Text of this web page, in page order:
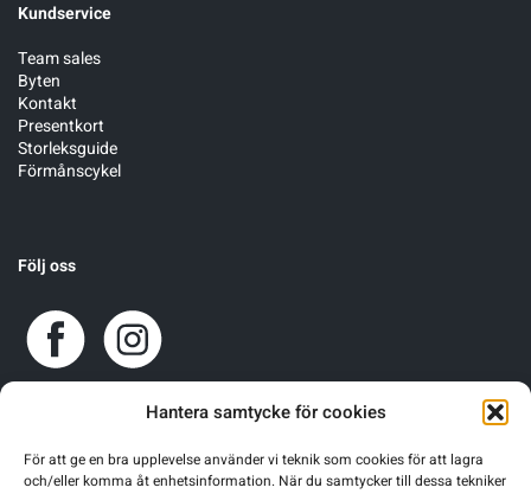
Hantera samtycke för cookies
För att ge en bra upplevelse använder vi teknik som cookies för att lagra
och/eller komma åt enhetsinformation. När du samtycker till dessa tekniker
Kundservice
Team sales
Byten
Kontakt
Presentkort
Storleksguide
Förmånscykel
Följ oss